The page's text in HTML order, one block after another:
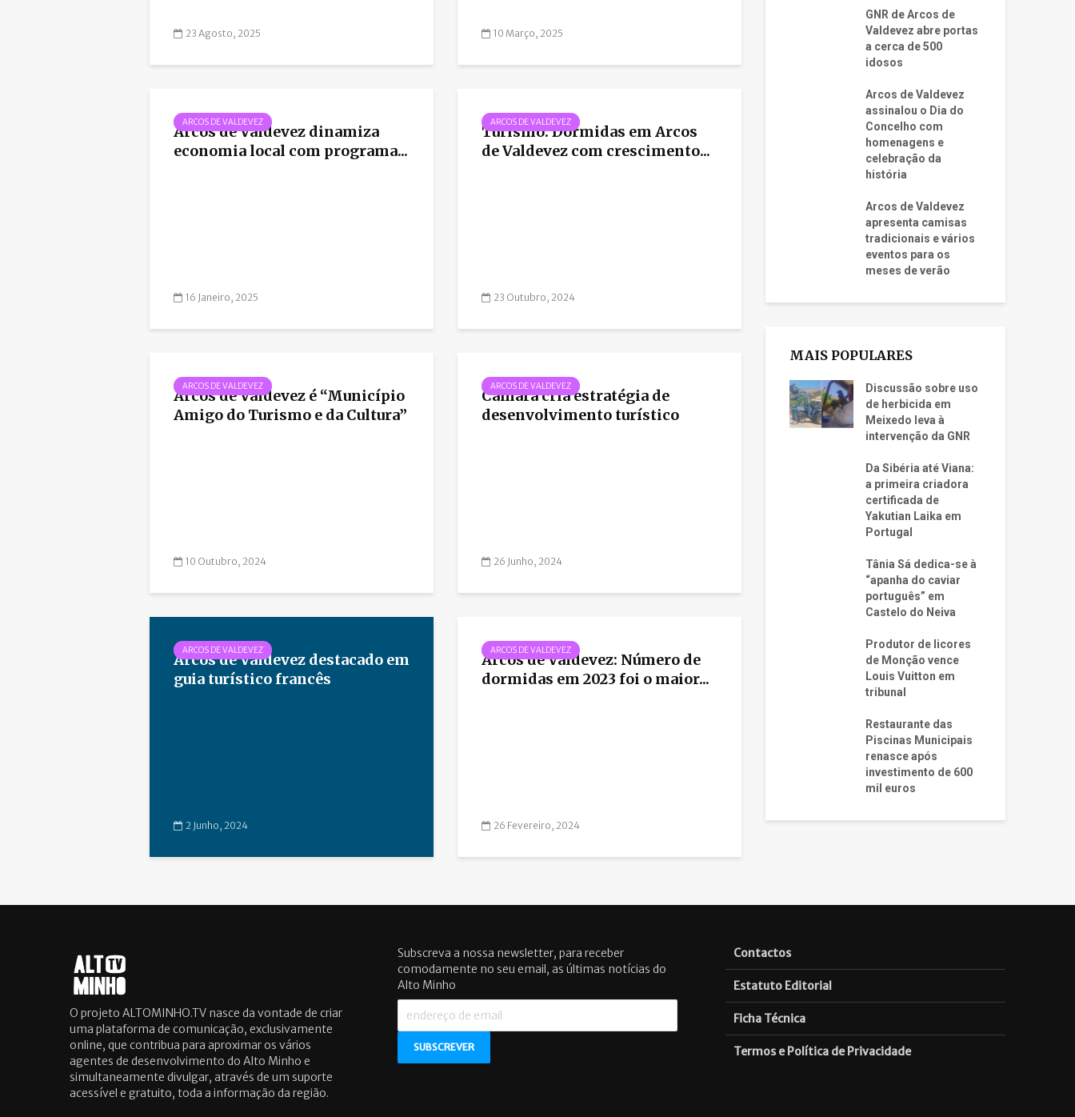
23 Agosto, 2025 10 Março, 2025
ARCOS DE VALDEVEZ
Arcos de Valdevez dinamiza
economia local com programa...
16 Janeiro, 2025
ARCOS DE VALDEVEZ
Turismo: Dormidas em Arcos
de Valdevez com crescimento...
23 Outubro, 2024
ARCOS DE VALDEVEZ
Arcos de Valdevez é “Município
Amigo do Turismo e da Cultura”
10 Outubro, 2024
ARCOS DE VALDEVEZ
Câmara cria estratégia de
desenvolvimento turístico
26 Junho, 2024
ARCOS DE VALDEVEZ
Arcos de Valdevez destacado em
guia turístico francês
2 Junho, 2024
ARCOS DE VALDEVEZ
Arcos de Valdevez: Número de
dormidas em 2023 foi o maior...
26 Fevereiro, 2024
GNR de Arcos de
Valdevez abre portas
a cerca de 500
idosos
Arcos de Valdevez
assinalou o Dia do
Concelho com
homenagens e
celebração da
história
Arcos de Valdevez
apresenta camisas
tradicionais e vários
eventos para os
meses de verão
MAIS POPULARES
Discussão sobre uso
de herbicida em
Meixedo leva à
intervenção da GNR
Da Sibéria até Viana:
a primeira criadora
certificada de
Yakutian Laika em
Portugal
Tânia Sá dedica-se à
“apanha do caviar
português” em
Castelo do Neiva
Produtor de licores
de Monção vence
Louis Vuitton em
tribunal
Restaurante das
Piscinas Municipais
renasce após
investimento de 600
mil euros
O projeto ALTOMINHO.TV nasce da vontade de criar
uma plataforma de comunicação, exclusivamente
online, que contribua para aproximar os vários
agentes de desenvolvimento do Alto Minho e
simultaneamente divulgar, através de um suporte
acessível e gratuito, toda a informação da região.
Subscreva a nossa newsletter, para receber
comodamente no seu email, as últimas notícias do
Alto Minho
Contactos
Estatuto Editorial
Ficha Técnica
Termos e Política de Privacidade